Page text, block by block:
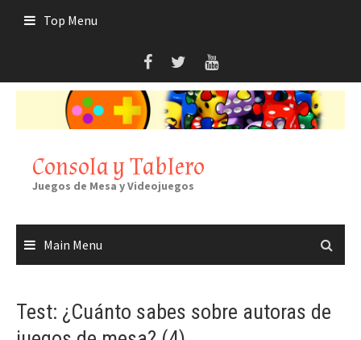
Top Menu
Consola y Tablero
Juegos de Mesa y Videojuegos
Main Menu
Test: ¿Cuánto sabes sobre autoras de